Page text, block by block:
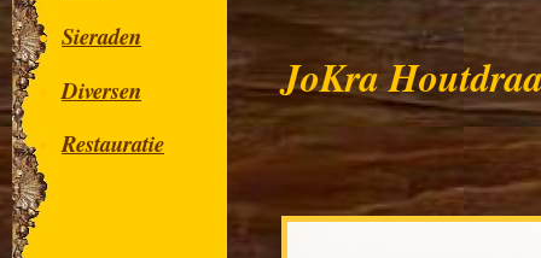
Sieraden
Diversen
Restauratie
JoKra